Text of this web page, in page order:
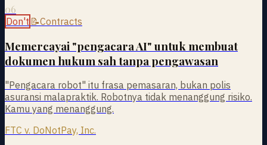
06
Don't 📝Contracts
Memercayai "pengacara AI" untuk membuat
dokumen hukum sah tanpa pengawasan
"Pengacara robot" itu frasa pemasaran, bukan polis
asuransi malapraktik. Robotnya tidak menanggung risiko.
Kamu yang menanggung.
FTC v. DoNotPay, Inc.